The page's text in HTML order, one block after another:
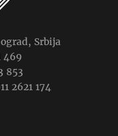
Srbija
469
853
2621 174